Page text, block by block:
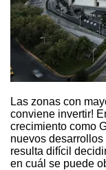
Las zonas con
conviene invertir!
crecimiento como
nuevos
resulta difícil
en cuál se puede